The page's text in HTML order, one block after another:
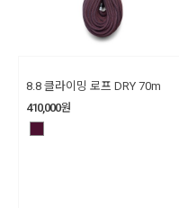
8.8 클라이밍 로프 DRY 70m
410,000원